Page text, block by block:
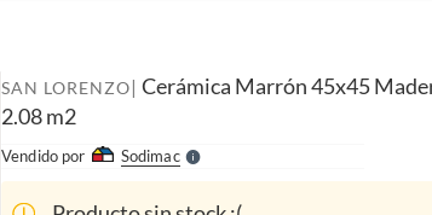
SAN LORENZO| Cerámica Marrón 45x45
2.08 m2
Vendido por SodimacS
r